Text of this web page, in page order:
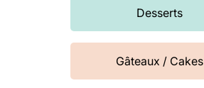
Desserts
Gâteaux / Cakes